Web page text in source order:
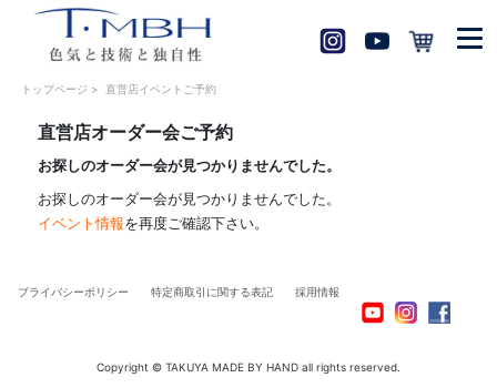
トップページ > 直営店イベントご予約
直営店オーダー会ご予約
お探しのオーダー会が見つかりませんでした。
お探しのオーダー会が見つかりませんでした。
イベント情報を再度ご確認下さい。
プライバシーポリシー 特定商取引に関する表記 採用情報
Copyright © TAKUYA MADE BY HAND all rights reserved.